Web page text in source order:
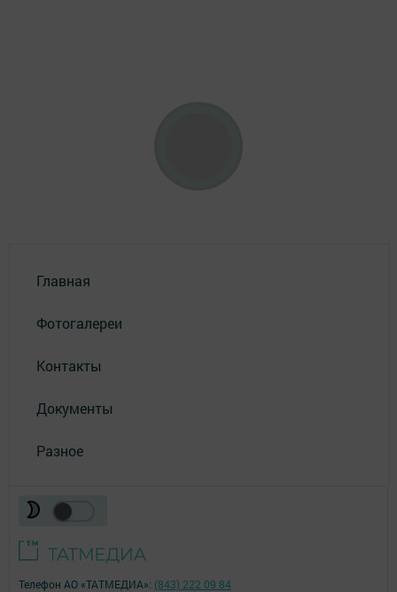
Главная
Фотогалереи
Контакты
Документы
Разное
Телефон АО «ТАТМЕДИА»: (843) 222 09 84